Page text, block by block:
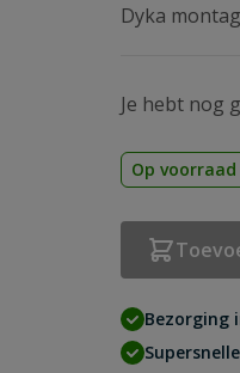
Dyka
Je hebt nog
Op voorraad
Bezorging